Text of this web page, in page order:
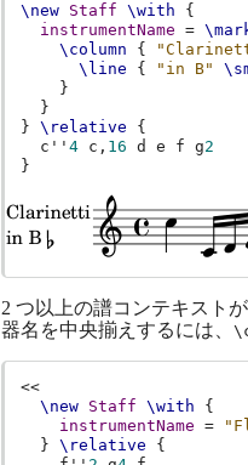
\new Staff \with
{
instrumentName
=
\column
{
\line
{ "in B"
}
}
}
\relative
{
c''4 c, 16 d e f g2
}
2 つ以上の譜コンテキスト
器名を中央揃えするには、
<<
\new Staff \with
{
instrumentName
=
}
\relative
{